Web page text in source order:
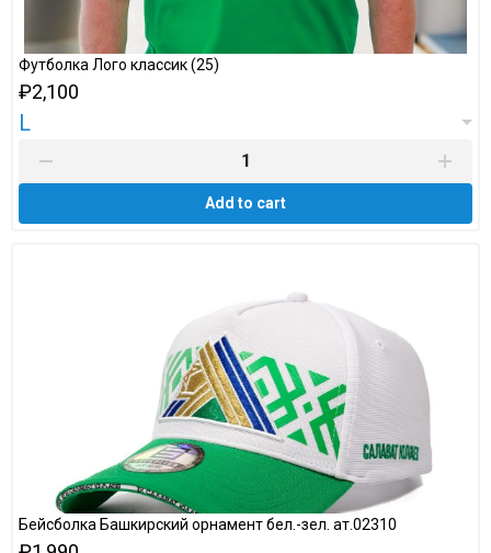
Футболка Лого классик (25)
₽2,100
L
Add to cart
Бейсболка Башкирский орнамент бел.-зел. ат.02310